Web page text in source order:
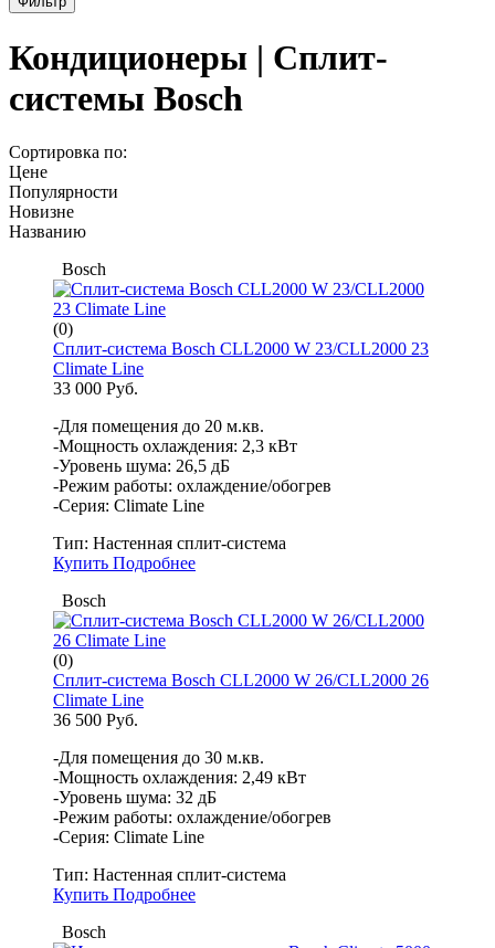
Кондиционеры | Сплит-
системы Bosch
Сортировка по:
Цене
Популярности
Новизне
Названию
Bosch
(0)
Сплит-система Bosch CLL2000 W 23/CLL2000 23
Climate Line
33 000 Руб.
-Для помещения до 20 м.кв.
-Мощность охлаждения: 2,3 кВт
-Уровень шума: 26,5 дБ
-Режим работы: охлаждение/обогрев
-Серия: Climate Line
Тип: Настенная сплит-система
Купить Подробнее
Bosch
(0)
Сплит-система Bosch CLL2000 W 26/CLL2000 26
Climate Line
36 500 Руб.
-Для помещения до 30 м.кв.
-Мощность охлаждения: 2,49 кВт
-Уровень шума: 32 дБ
-Режим работы: охлаждение/обогрев
-Серия: Climate Line
Тип: Настенная сплит-система
Купить Подробнее
Bosch